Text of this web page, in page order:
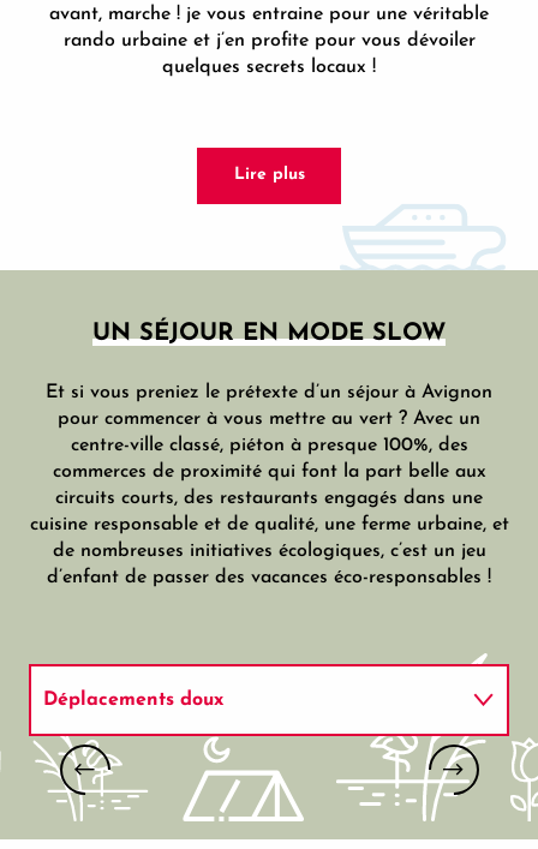
avant, marche ! je vous entraine pour une véritable
rando urbaine et j’en profite pour vous dévoiler
quelques secrets locaux !
Lire plus
UN SÉJOUR EN MODE SLOW
Et si vous preniez le prétexte d’un séjour à Avignon
pour commencer à vous mettre au vert ? Avec un
centre-ville classé, piéton à presque 100%, des
commerces de proximité qui font la part belle aux
circuits courts, des restaurants engagés dans une
cuisine responsable et de qualité, une ferme urbaine, et
de nombreuses initiatives écologiques, c’est un jeu
d’enfant de passer des vacances éco-responsables !
Déplacements doux
Saveurs locales
PROVENCE TRAVEL